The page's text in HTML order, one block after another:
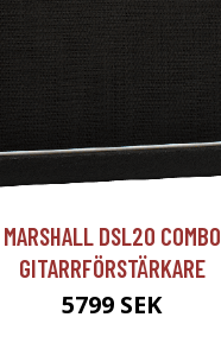
MARSHALL DSL20 COMBO
GITARRFÖRSTÄRKARE
5799 SEK